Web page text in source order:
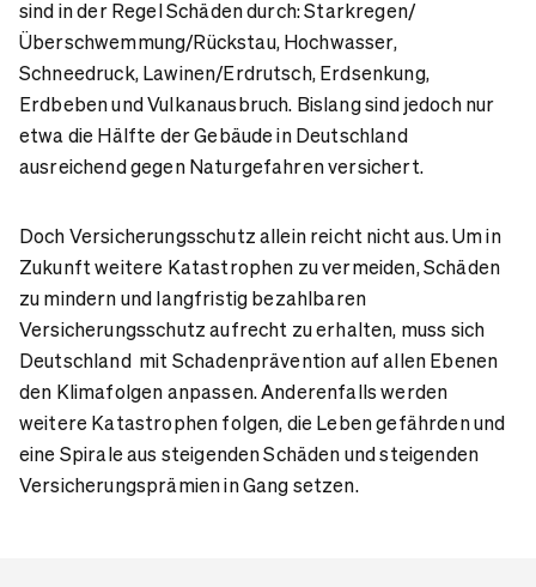
sind in der Regel Schäden durch: Starkregen/
Überschwemmung/Rückstau, Hochwasser,
Schneedruck, Lawinen/Erdrutsch, Erdsenkung,
Erdbeben und Vulkanausbruch. Bislang sind jedoch nur
etwa die Hälfte der Gebäude in Deutschland
ausreichend gegen Naturgefahren versichert.
Doch Versicherungsschutz allein reicht nicht aus. Um in
Zukunft weitere Katastrophen zu vermeiden, Schäden
zu mindern und langfristig bezahlbaren
Versicherungsschutz aufrecht zu erhalten, muss sich
Deutschland mit Schadenprävention auf allen Ebenen
den Klimafolgen anpassen. Anderenfalls werden
weitere Katastrophen folgen, die Leben gefährden und
eine Spirale aus steigenden Schäden und steigenden
Versicherungsprämien in Gang setzen.